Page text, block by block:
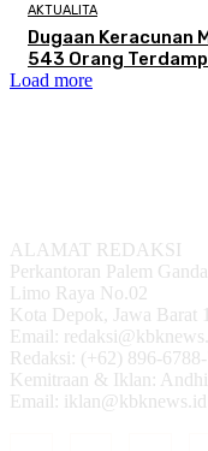
AKTUALITA
Dugaan Keracunan
543 Orang
Load more
ALAMAT REDAKSI
Perkantoran Palem
Limo Raya No.02
Kota Depok, Jawa Barat
Email:
Redaksi: (+62) 896-
Kemitraan & Iklan:
Email: iklan@kbknews.id